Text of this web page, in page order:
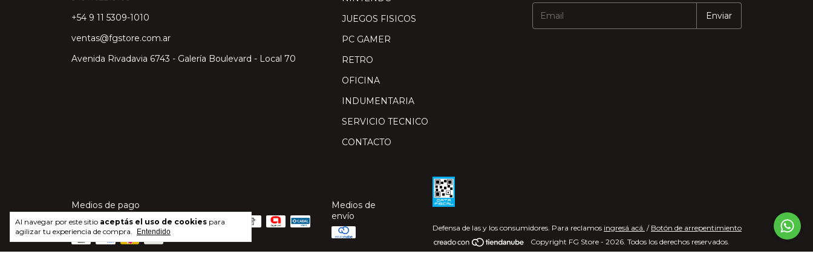
Al navegar por este sitio aceptás el uso de cookies para
agilizar tu experiencia de compra.
Entendido
‎+54 9 11 5309-1010
ventas@fgstore.com.ar
Avenida Rivadavia 6743 - Galería Boulevard - Local 70
JUEGOS FISICOS
PC GAMER
RETRO
OFICINA
INDUMENTARIA
SERVICIO TECNICO
CONTACTO
Medios de pago
Medios de
envío
Defensa de las y los consumidores. Para reclamos ingresá acá. / Botón de arrepentimiento
Copyright FG Store - 2026. Todos los derechos reservados.